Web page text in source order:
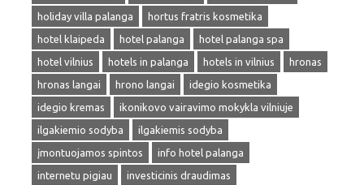
holiday villa palanga
hortus fratris kosmetika
hotel klaipeda
hotel palanga
hotel palanga spa
hotel vilnius
hotels in palanga hotels in vilnius
hronas
hronas langai
hrono langai
idegio kosmetika
idegio kremas
ikonikovo vairavimo mokykla vilniuje
ilgakiemio sodyba
ilgakiemis sodyba
įmontuojamos spintos
info hotel palanga
internetu pigiau
investicinis draudimas